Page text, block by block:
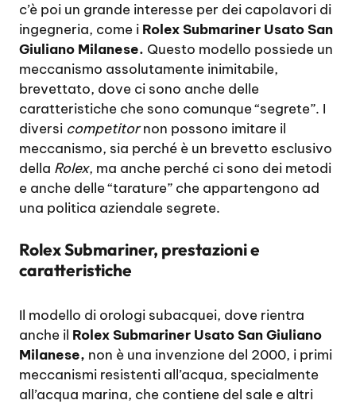
c’è poi un grande interesse per dei capolavori di
ingegneria, come i Rolex Submariner Usato San
Giuliano Milanese. Questo modello possiede un
meccanismo assolutamente inimitabile,
brevettato, dove ci sono anche delle
caratteristiche che sono comunque “segrete”. I
diversi competitornon possono imitare il
meccanismo, sia perché è un brevetto esclusivo
della Rolex, ma anche perché ci sono dei metodi
e anche delle “tarature” che appartengono ad
una politica aziendale segrete.
Rolex Submariner, prestazioni e
caratteristiche
Il modello di orologi subacquei, dove rientra
anche il Rolex Submariner Usato San Giuliano
Milanese, non è una invenzione del 2000, i primi
meccanismi resistenti all’acqua, specialmente
all’acqua marina, che contiene del sale e altri